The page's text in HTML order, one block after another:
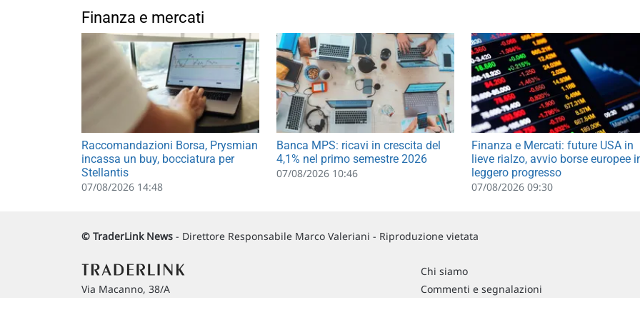
Finanza e mercati
Raccomandazioni Borsa, Prysmian
incassa un buy, bocciatura per
Stellantis
07/08/2026 14:48
Banca MPS: ricavi in crescita del
4,1% nel primo semestre 2026
07/08/2026 10:46
Finanza e Mercati: future USA in
lieve rialzo, avvio borse europee
leggero progresso
07/08/2026 09:30
© TraderLink News - Direttore Responsabile Marco Valeriani - Riproduzione vietata
Via Macanno, 38/A
Chi siamo
Commenti e segnalazioni